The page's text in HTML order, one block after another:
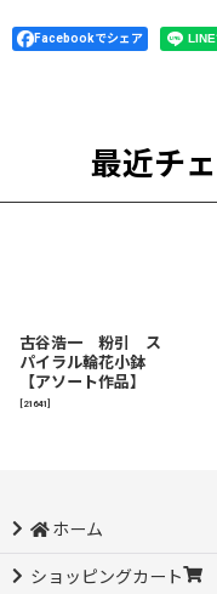
Facebookでシェア
最近チ
古谷浩一 粉引 ス
パイラル輪花小鉢
【アソート作品】
21641
ホーム
ショッピングカート